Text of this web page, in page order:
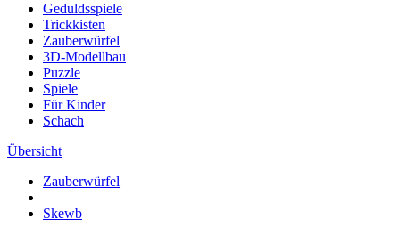
Geduldsspiele
Trickkisten
Zauberwürfel
3D-Modellbau
Puzzle
Spiele
Für Kinder
Schach
Übersicht
Zauberwürfel
Skewb